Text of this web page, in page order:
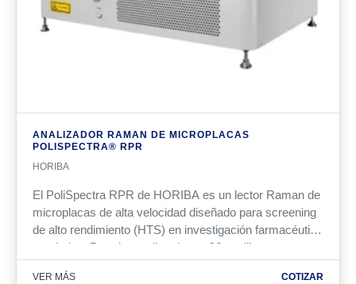
ANALIZADOR RAMAN DE MICROPLACAS
POLISPECTRA® RPR
HORIBA
El PoliSpectra RPR de HORIBA es un lector Raman de
microplacas de alta velocidad diseñado para screening
de alto rendimiento (HTS) en investigación farmacéutica
y química. Permite analizar hasta 96 pocillos en menos
de un minuto, ofreciendo monitoreo rápido y no
VER MÁS COTIZAR